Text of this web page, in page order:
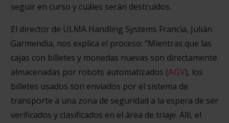
seguir en curso y cuáles serán destruidos.
El director de ULMA Handling Systems Francia, Julián
Garmendia, nos explica el proceso: “Mientras que las
cajas con billetes y monedas nuevas son directamente
almacenadas por robots automatizados (AGV), los
billetes usados son enviados por el sistema de
transporte a una zona de seguridad a la espera de ser
verificados y clasificados en el área de triaje. Allí, el